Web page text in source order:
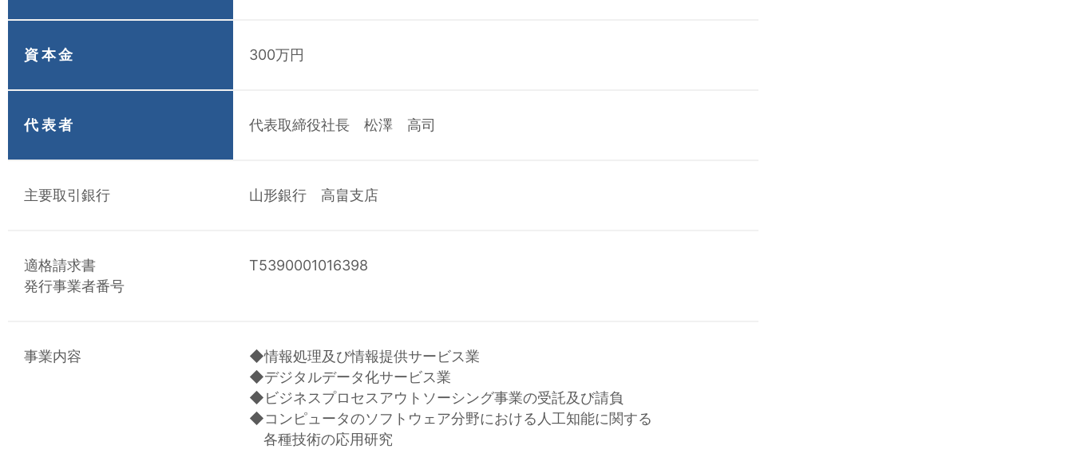
資本金 300万円
代表者 代表取締役社長 松澤 高司
主要取引銀行 山形銀行 高畠支店
適格請求書
発行事業者番号
T5390001016398
事業内容
◆情報処理及び情報提供サービス業
◆デジタルデータ化サービス業
◆ビジネスプロセスアウトソーシング事業の受託及び請負
◆コンピュータのソフトウェア分野における人工知能に関する
各種技術の応用研究